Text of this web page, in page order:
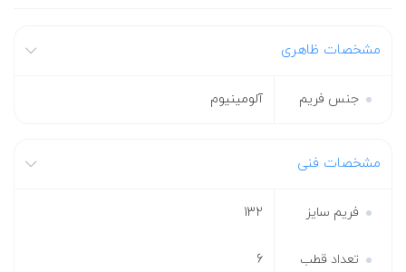
مشخصات ظاهری
جنس فریم آلومینیوم
مشخصات فنی
فریم سایز 132
تعداد قطب 6